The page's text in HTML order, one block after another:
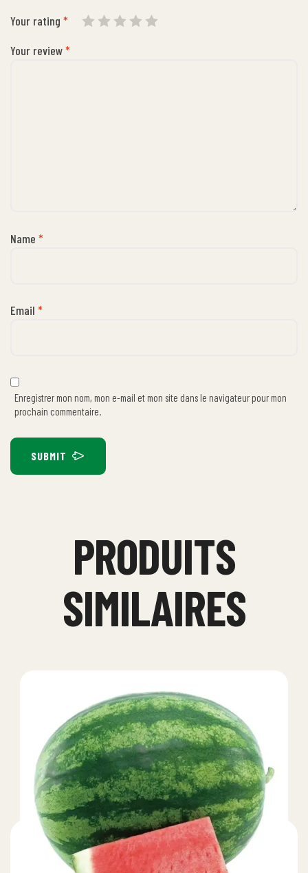
Your rating *
Your review*
Name *
Email *
Enregistrer mon nom, mon e-mail et mon site dans le navigateur pour mon
prochain commentaire.
SUBMIT
PRODUITS
SIMILAIRES